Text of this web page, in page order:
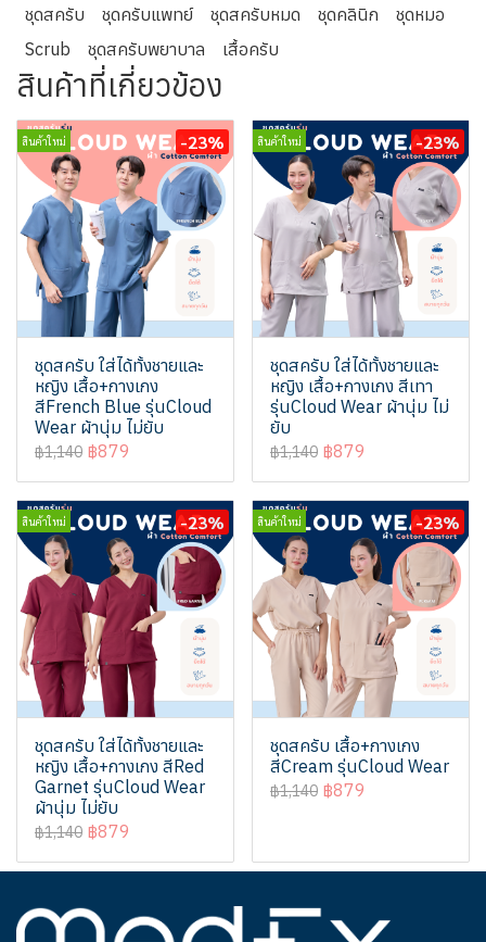
ชุดสครับ ชุดครับแพทย์ ชุดสครับหมด ชุดคลินิก
ชุดหมอ
Scrub
ชุดสครับพยาบาล เสื้อครับ
สินค้าที่เกี่ยวข้อง
สินค้าใหม่ -23%
ชุดสครับ ใส่ได้ทั้งชายและ
หญิง เสื้อ+กางเกง
สีFrench Blue รุ่นCloud
Wear ผ้านุ่ม ไม่ยับ
฿1,140 ฿879
สินค้าใหม่ -23%
ชุดสครับ ใส่ได้ทั้งชายและ
หญิง เสื้อ+กางเกง สีเทา
รุ่นCloud Wear ผ้านุ่ม ไม่
ยับ
฿1,140 ฿879
สินค้าใหม่ -23%
ชุดสครับ ใส่ได้ทั้งชายและ
หญิง เสื้อ+กางเกง สีRed
Garnet รุ่นCloud Wear
ผ้านุ่ม ไม่ยับ
฿1,140 ฿879
สินค้าใหม่ -23%
ชุดสครับ เสื้อ+กางเกง
สีCream รุ่นCloud Wear
฿1,140 ฿879